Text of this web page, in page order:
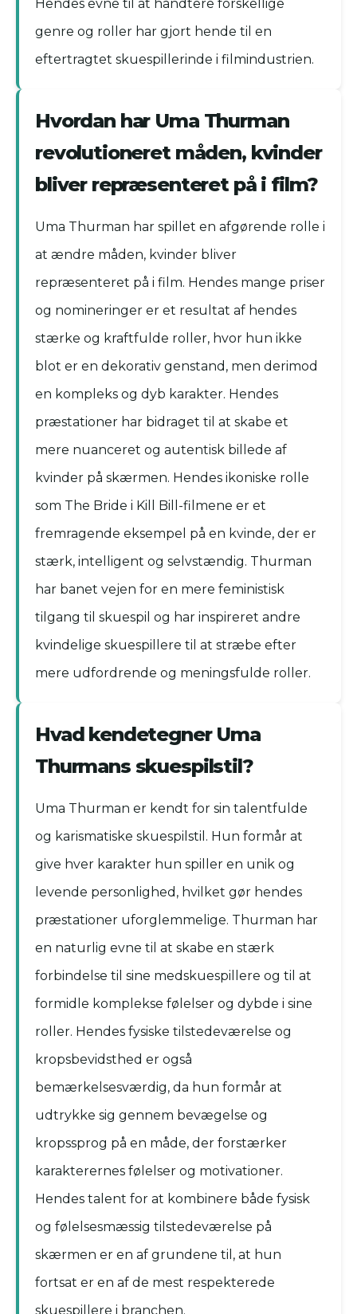
Hendes evne til at håndtere forskellige
genre og roller har gjort hende til en
eftertragtet skuespillerinde i filmindustrien.
Hvordan har Uma Thurman
revolutioneret måden, kvinder
bliver repræsenteret på i film?
Uma Thurman har spillet en afgørende rolle i
at ændre måden, kvinder bliver
repræsenteret på i film. Hendes mange priser
og nomineringer er et resultat af hendes
stærke og kraftfulde roller, hvor hun ikke
blot er en dekorativ genstand, men derimod
en kompleks og dyb karakter. Hendes
præstationer har bidraget til at skabe et
mere nuanceret og autentisk billede af
kvinder på skærmen. Hendes ikoniske rolle
som The Bride i Kill Bill-filmene er et
fremragende eksempel på en kvinde, der er
stærk, intelligent og selvstændig. Thurman
har banet vejen for en mere feministisk
tilgang til skuespil og har inspireret andre
kvindelige skuespillere til at stræbe efter
mere udfordrende og meningsfulde roller.
Hvad kendetegner Uma
Thurmans skuespilstil?
Uma Thurman er kendt for sin talentfulde
og karismatiske skuespilstil. Hun formår at
give hver karakter hun spiller en unik og
levende personlighed, hvilket gør hendes
præstationer uforglemmelige. Thurman har
en naturlig evne til at skabe en stærk
forbindelse til sine medskuespillere og til at
formidle komplekse følelser og dybde i sine
roller. Hendes fysiske tilstedeværelse og
kropsbevidsthed er også
bemærkelsesværdig, da hun formår at
udtrykke sig gennem bevægelse og
kropssprog på en måde, der forstærker
karakterernes følelser og motivationer.
Hendes talent for at kombinere både fysisk
og følelsesmæssig tilstedeværelse på
skærmen er en af grundene til, at hun
fortsat er en af ​​de mest respekterede
skuespillere i branchen.